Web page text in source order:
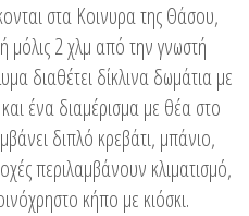
στα Κοινυρα της Θάσου,
2 χλμ από την γνωστή
διαθέτει δίκλινα δωμάτια με
ένα διαμέρισμα με θέα στο
διπλό κρεβάτι, μπάνιο,
περιλαμβάνουν κλιματισμό,
κήπο με κιόσκι.